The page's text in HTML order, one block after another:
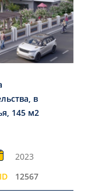
в
145 м2
2023
12567